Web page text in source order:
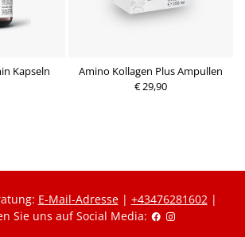
Kapseln
Amino Kollagen Plus Ampullen
€ 29,90
E-Mail-Adresse| +43476281602|
Sie uns auf Social Media: